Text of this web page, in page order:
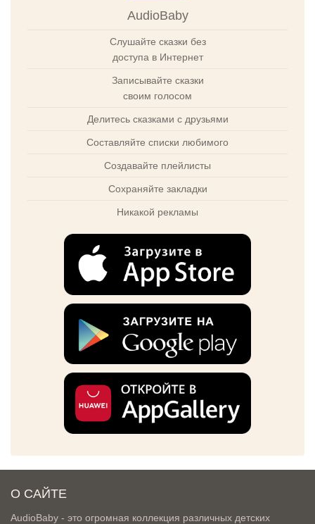
AudioBaby
Слушайте сказки без
доступа в Интернет
Записывайте сказки
своим голосом
Делитесь сказками с друзьями
Составляйте списки любимого
Создавайте плейлисты
Сохраняйте закладки
Никакой рекламы
О САЙТЕ
AudioBaby - это огромная коллекция различных детских